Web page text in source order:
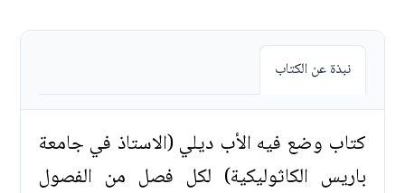
نبذة عن الكتاب
كتاب وضع فيه الأب ديلي (الاستاذ في جامعة
باريس الكاثوليكية) لكل فصل من الفصول